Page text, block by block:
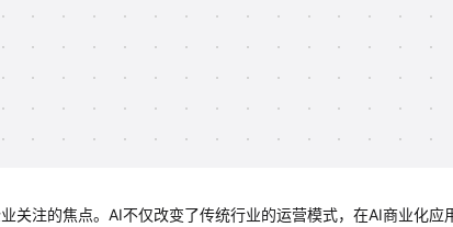
关注的焦点。AI不仅改变了传统行业的运营模式，在AI商业化应